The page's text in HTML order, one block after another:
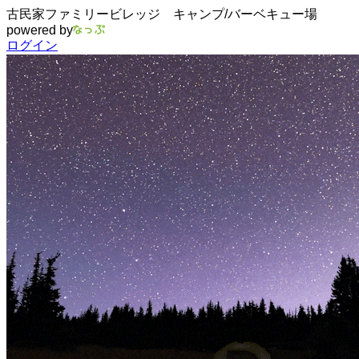
古民家ファミリービレッジ キャンプ/バーベキュー場
powered by
ログイン